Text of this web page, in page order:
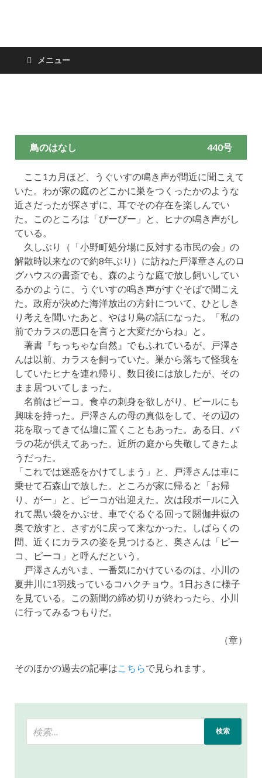
日々の新聞
メニュー
鳥のはなし 440号
ここ1カ月ほど、うぐいすの鳴き声が間近に聞こえて
いた。わが家の庭のどこかに巣をつくったかのような
近さだったが探さずに、耳でその存在を楽しんでい
た。このところは「ぴーぴー」と、ヒナの鳴き声がし
ている。
久しぶり（「小野町処分場に反対する市民の会」の
解散時以来なので約8年ぶり）に訪ねた戸澤章さんのロ
グハウスの書斎でも、森のような庭で放し飼いしてい
るかのように、うぐいすの鳴き声がすぐそばで聞こえ
た。政府が決めた海洋放出の方針について、ひとしき
り考えを聞いたあと、やはり鳥の話になった。「私の
前でカラスの悪口を言うと大変だからね」と。
著書『ちっちゃな自然』でもふれているが、戸澤さ
んは以前、カラスを飼っていた。巣から落ちて怪我を
していたヒナを連れ帰り、数日後には放したが、その
まま居ついてしまった。
名前はピーコ。食卓の刺身を欲しがり、ビールにも
興味を持った。戸澤さんの母の真似をして、その辺の
花を取ってきて仏壇に置くこともあった。ある日、バ
ラの花が供えてあった。近所の庭から失敬してきたよ
うだった。
「これでは迷惑をかけてしまう」と、戸澤さんは車に
乗せて石森山で放した。ところが家に帰ると「お帰
り、がー」と、ピーコが出迎えた。次は段ボールに入
れて黒い袋をかぶせ、車でぐるぐる回って閼伽井嶽の
奥で放すと、さすがに戻って来なかった。しばらくの
間、近くにカラスの姿を見つけると、奥さんは「ピー
コ、ピーコ」と呼んだという。
戸澤さんがいま、一番気にかけているのは、小川の
夏井川に1羽残っているコハクチョウ。1日おきに様子
を見ている。この新聞の締め切りが終わったら、小川
に行ってみるつもりだ。
（章）
そのほかの過去の記事はこちらで見られます。